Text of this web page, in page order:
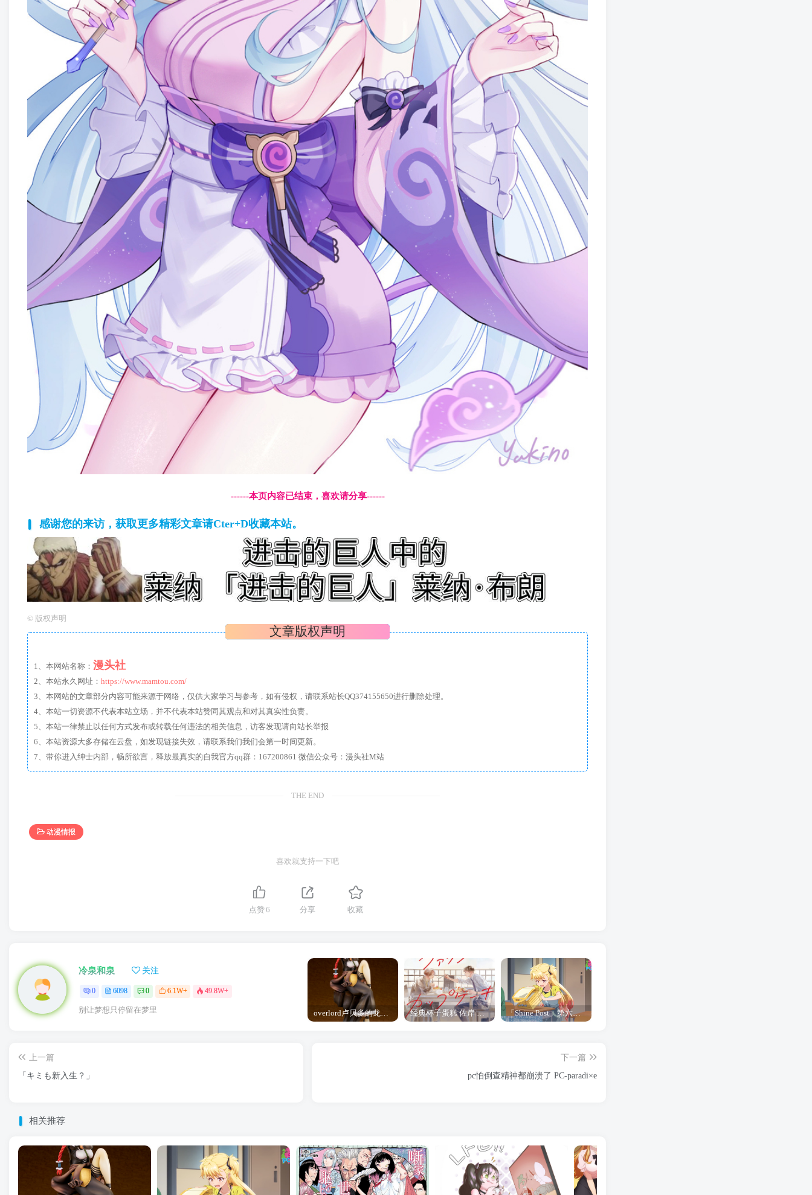
------本页内容已结束，喜欢请分享------
感谢您的来访，获取更多精彩文章请Cter+D收藏本站。
© 版权声明
文章版权声明
1、本网站名称： 漫头社
2、本站永久网址： https://www.mamtou.com/
3、本网站的文章部分内容可能来源于网络，仅供大家学习与参考，如有侵权，请联系站长QQ374155650进行删除处理。
4、本站一切资源不代表本站立场，并不代表本站赞同其观点和对其真实性负责。
5、本站一律禁止以任何方式发布或转载任何违法的相关信息，访客发现请向站长举报
6、本站资源大多存储在云盘，如发现链接失效，请联系我们我们会第一时间更新。
7、带你进入绅士内部，畅所欲言，释放最真实的自我官方qq群：167200861 微信公众号：漫头社M站
THE END
动漫情报
喜欢就支持一下吧
点赞6 分享 收藏
冷泉和泉 关注
0 6098 0 6.1W+ 49.8W+
别让梦想只停留在梦里 overlord卢贝多的龙王谁厉害 「Overlord」露普斯蕾琪娜·贝塔手办开订 经典杯子蛋糕 佐岸 漫画「经典杯子蛋糕」宣布真人日剧化 「Shine Post」第六话ED主题曲「Yellow Rose」无字幕MV公开
上一篇
「キミも新入生？」
下一篇
pc怕倒查精神都崩溃了 PC-paradi×e
相关推荐